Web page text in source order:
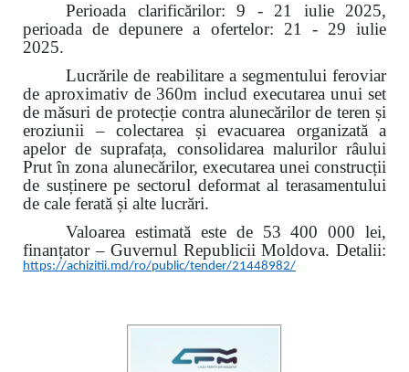
Perioada clarificărilor: 9 - 21 iulie 2025,
perioada de depunere a ofertelor: 21 - 29 iulie
2025.
Lucrările de reabilitare a segmentului feroviar
de aproximativ de 360m includ executarea unui set
de măsuri de protecție contra alunecărilor de teren și
eroziunii – colectarea și evacuarea organizată a
apelor de suprafața, consolidarea malurilor râului
Prut în zona alunecărilor, executarea unei construcții
de susținere pe sectorul deformat al terasamentului
de cale ferată și alte lucrări.
Valoarea estimată este de 53 400 000 lei,
finanțator – Guvernul Republicii Moldova. Detalii:
https://achizitii.md/ro/public/tender/21448982/